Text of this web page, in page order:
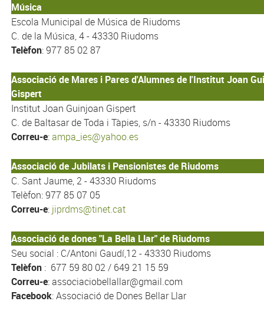
Música
Escola Municipal de Música de Riudoms
C. de la Música, 4 - 43330 Riudoms
Telèfon: 977 85 02 87
Associació de Mares i Pares d'Alumnes de l'Institut Joan
Gispert
Institut Joan Guinjoan Gispert
C. de Baltasar de Toda i Tàpies, s/n - 43330 Riudoms
Correu-e:ampa_ies@yahoo.es
Associació de Jubilats i Pensionistes de Riudoms
C. Sant Jaume, 2 - 43330 Riudoms
Telèfon: 977 85 07 05
Correu-e: jiprdms@tinet.cat
Associació de dones "La Bella Llar" de Riudoms
Seu social : C/Antoni Gaudí,12 - 43330 Riudoms
Telèfon : 677 59 80 02 / 649 21 15 59
Correu-e: associaciobellallar@gmail.com
Facebook: Associació de Dones Bellar Llar